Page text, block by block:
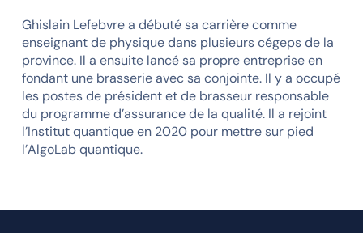
Ghislain Lefebvre a débuté sa carrière comme
enseignant de physique dans plusieurs cégeps de la
province. Il a ensuite lancé sa propre entreprise en
fondant une brasserie avec sa conjointe. Il y a occupé
les postes de président et de brasseur responsable
du programme d’assurance de la qualité. Il a rejoint
l’Institut quantique en 2020 pour mettre sur pied
l’AlgoLab quantique.